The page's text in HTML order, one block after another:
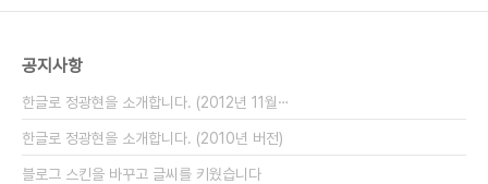
는 태도가 바로 이명박 정부가 인터넷을 바라보는 태
고 마는 1회용이다. 사실, 블로그를 꾸준히 ..
공지사항
한글로 정광현을 소개합니다. (2012년 11월⋯
한글로 정광현을 소개합니다. (2010년 버전)
블로그 스킨을 바꾸고 글씨를 키웠습니다